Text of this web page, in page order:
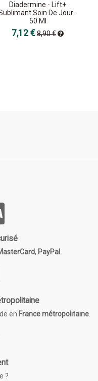
Diadermine - Lift+
Soin De Jour -
50 Ml
7,12 €8,90 €
, PayPal.
en France métropolitaine.
?